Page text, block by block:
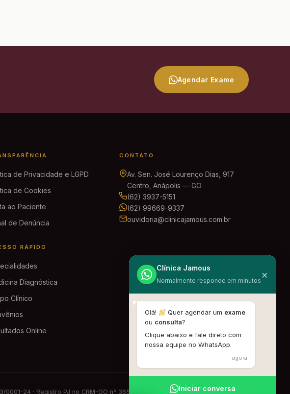
Agendar Exame
de Privacidade e LGPD
de Cookies
ao Paciente
de Denúncia
RÁPIDO
Diagnóstica
Clínico
Online
CONTATO
Av. Sen. José Lourenço Dias, 917
Centro, Anápolis — GO
(62) 3937-5151
(62) 99669-9337
ouvidoria@clinicajamous.com.br
0001-24 · Registro PJ no CRM-GO nº 3650
Clínica Jamous
Normalmente responde em minutos ×
Olá! Quer agendar um exame
ou consulta?
Clique abaixo e fale direto com
nossa equipe no WhatsApp.
agora
Iniciar conversa